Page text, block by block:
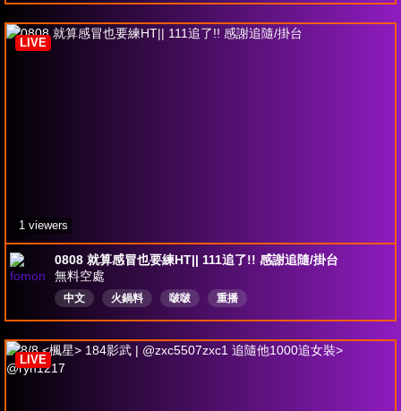
0808 就算感冒也要練HT|| 111追了!! 感謝追隨/掛台
無料空處
中文 火鍋料 啵啵 重播
LIVE
1 viewers
LIVE